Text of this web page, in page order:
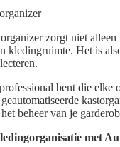
zorgt niet
kledingruimte. Het is
bent die
beheer van je
met